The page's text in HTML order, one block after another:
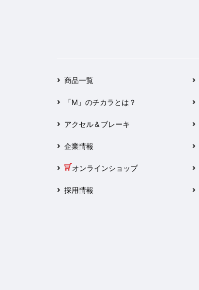
2025年1月
2024年12月
2024年11月
2024年10月
商品一覧
「M」のチカラとは？
アクセル＆ブレーキ
企業情報
オンラインショップ
採用情報